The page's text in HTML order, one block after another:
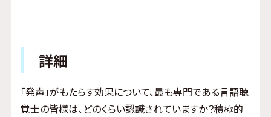
詳細
「発声」がもたらす効果について、最も専門である言語聴
覚士の皆様は、どのくらい認識されていますか？積極的